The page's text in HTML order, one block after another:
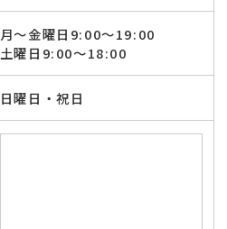
月～金曜日9:00～19:00
土曜日9:00～18:00
日曜日・祝日